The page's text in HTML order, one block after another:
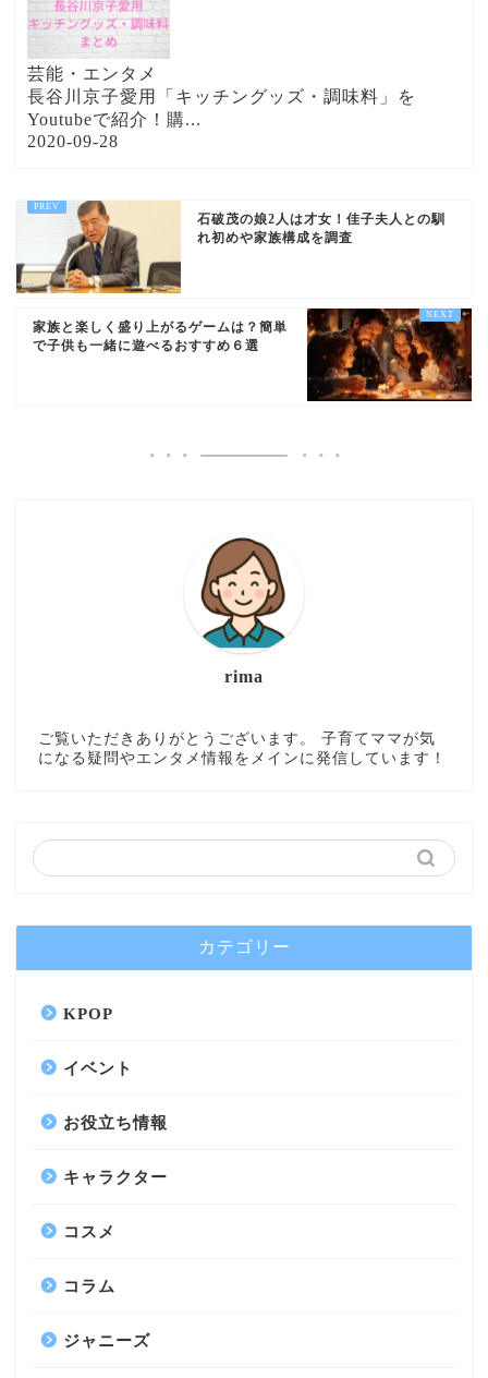
芸能・エンタメ
長谷川京子愛用「キッチングッズ・調味料」を
Youtubeで紹介！購...
2020-09-28
石破茂の娘2人は才女！佳子夫人との馴
れ初めや家族構成を調査
家族と楽しく盛り上がるゲームは？簡単
で子供も一緒に遊べるおすすめ６選
rima
ご覧いただきありがとうございます。 子育てママが気
になる疑問やエンタメ情報をメインに発信しています！
カテゴリー
KPOP
イベント
お役立ち情報
キャラクター
コスメ
コラム
ジャニーズ